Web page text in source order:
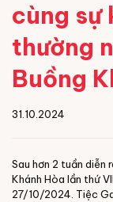
cùng sự
thường
Buồng
31.10.2024
Sau hơn 2 tuần diễn
Khánh Hòa lần thứ
27/10/2024. Tiệc